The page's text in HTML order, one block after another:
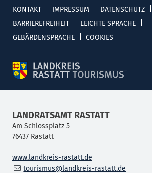
KONTAKT IMPRESSUM
DATENSCHUTZ
BARRIEREFREIHEIT
LEICHTE SPRACHE
GEBÄRDENSPRACHE
COOKIES
LANDRATSAMT RASTATT
Am Schlossplatz 5
76437 Rastatt
www.landkreis-rastatt.de
tourismus@landkreis-rastatt.de